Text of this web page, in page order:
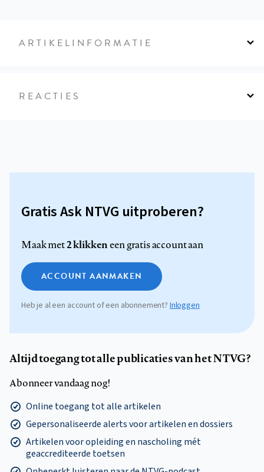
ARTIKELINFORMATIE
REACTIES
Gratis Ask NTVG uitproberen?
Maak met2 klikkeneen gratis account aan
ACCOUNT AANMAKEN
Heb je al een account of een abonnement?Inloggen
Altijd toegang tot alle publicaties van het NTVG?
Abonneer vandaag nog!
Online toegang tot alle artikelen
Gepersonaliseerde alerts voor artikelen en dossiers
Artikelen voor opleiding en nascholing mét
geaccrediteerde toetsen